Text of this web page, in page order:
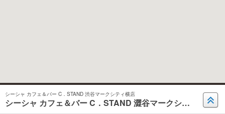
シーシャ カフェ＆バー C．STAND 渋谷マークシティ横店
シーシャ カフェ＆バー C．STAND 澀谷マークシティ橫店